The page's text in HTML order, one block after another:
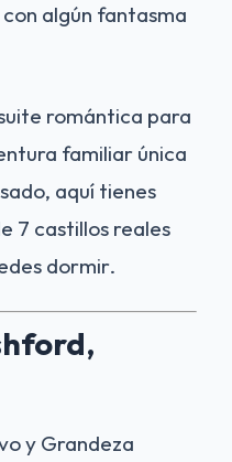
algún fantasma
romántica para
familiar única
aquí tienes
7 castillos reales
dormir.
y Grandeza